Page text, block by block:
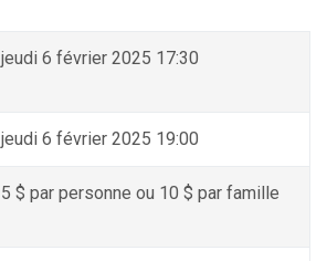
jeudi 6 février 2025 17:30
jeudi 6 février 2025 19:00
5 $ par personne ou 10 $ par famille